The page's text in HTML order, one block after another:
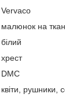
Vervaco
малюнок на
білий
хрест
DMC
квіти, рушники,